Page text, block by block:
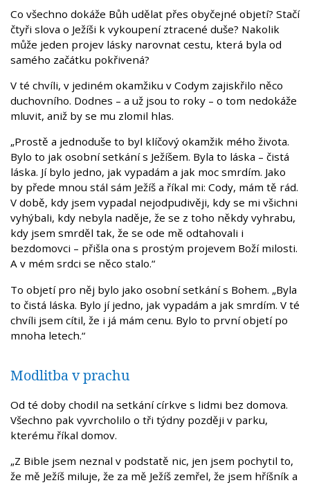
Co všechno dokáže Bůh udělat přes obyčejné objetí? Stačí
čtyři slova o Ježíši k vykoupení ztracené duše? Nakolik
může jeden projev lásky narovnat cestu, která byla od
samého začátku pokřivená?
V té chvíli, v jediném okamžiku v Codym zajiskřilo něco
duchovního. Dodnes – a už jsou to roky – o tom nedokáže
mluvit, aniž by se mu zlomil hlas.
„Prostě a jednoduše to byl klíčový okamžik mého života.
Bylo to jak osobní setkání s Ježíšem. Byla to láska – čistá
láska. Jí bylo jedno, jak vypadám a jak moc smrdím. Jako
by přede mnou stál sám Ježíš a říkal mi: Cody, mám tě rád.
V době, kdy jsem vypadal nejodpudivěji, kdy se mi všichni
vyhýbali, kdy nebyla naděje, že se z toho někdy vyhrabu,
kdy jsem smrděl tak, že se ode mě odtahovali i
bezdomovci – přišla ona s prostým projevem Boží milosti.
A v mém srdci se něco stalo.“
To objetí pro něj bylo jako osobní setkání s Bohem. „Byla
to čistá láska. Bylo jí jedno, jak vypadám a jak smrdím. V té
chvíli jsem cítil, že i já mám cenu. Bylo to první objetí po
mnoha letech.“
Modlitba v prachu
Od té doby chodil na setkání církve s lidmi bez domova.
Všechno pak vyvrcholilo o tři týdny později v parku,
kterému říkal domov.
„Z Bible jsem neznal v podstatě nic, jen jsem pochytil to,
že mě Ježíš miluje, že za mě Ježíš zemřel, že jsem hříšník a